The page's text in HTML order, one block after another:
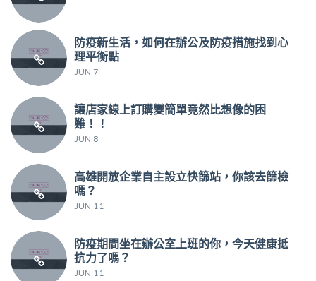
防疫新生活，如何在辦公及防疫措施找到心
理平衡點
JUN 7
讓店家線上訂購變簡單竟然比想像的困
難！！
JUN 8
高雄開放企業自主設立快篩站，你該去篩檢
嗎？
JUN 11
防疫期間坐在辦公室上班的你，今天健康抵
抗力了嗎？
JUN 11